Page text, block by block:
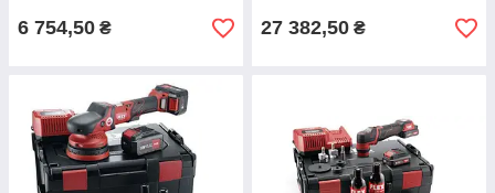
6 754,50 ₴ 27 382,50 ₴